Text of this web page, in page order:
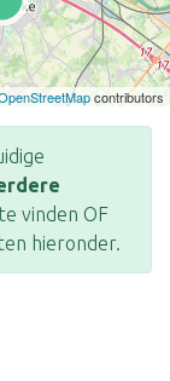
contributors
vinden OF
hieronder.